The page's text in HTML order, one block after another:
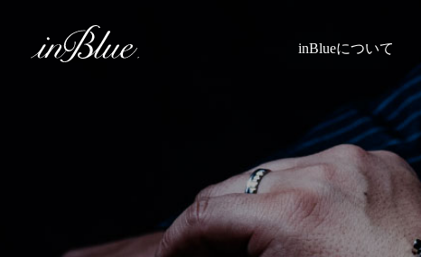
inBlueについて
ヒストリー
理念
トライフープ
着用シーン